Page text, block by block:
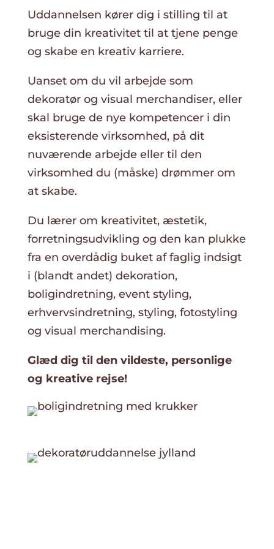
Uddannelsen kører dig i stilling til at
bruge din kreativitet til at tjene penge
og skabe en kreativ karriere.
Uanset om du vil arbejde som
dekoratør og visual merchandiser, eller
skal bruge de nye kompetencer i din
eksisterende virksomhed, på dit
nuværende arbejde eller til den
virksomhed du (måske) drømmer om
at skabe.
Du lærer om kreativitet, æstetik,
forretningsudvikling og den kan plukke
fra en overdådig buket af faglig indsigt
i (blandt andet) dekoration,
boligindretning, event styling,
erhvervsindretning, styling, fotostyling
og visual merchandising.
Glæd dig til den vildeste, personlige
og kreative rejse!